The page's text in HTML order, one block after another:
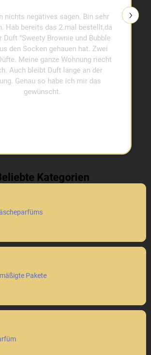
nichts negatives sagen. Bin sehr
Hab bereits das 2.mal bestellt,da
Duft "Sweety Brownie und Bubble
den Socken gehauen hat. Zwei
Meine ganze Wohnung riecht
Auch bleibt Duft lange an der
Genau so habe ich mir das
gewünscht.
Kategorien
Pakete